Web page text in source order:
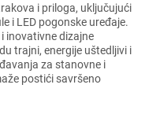
i priloga, uključujući
i LED pogonske uređaje.
inovativne dizajne
trajni, energije uštedljivi i
za stanovne i
postići savršeno